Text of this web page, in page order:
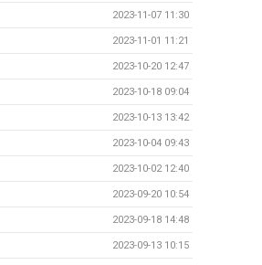
2023-11-07 11:30
2023-11-01 11:21
2023-10-20 12:47
2023-10-18 09:04
2023-10-13 13:42
2023-10-04 09:43
2023-10-02 12:40
2023-09-20 10:54
2023-09-18 14:48
2023-09-13 10:15